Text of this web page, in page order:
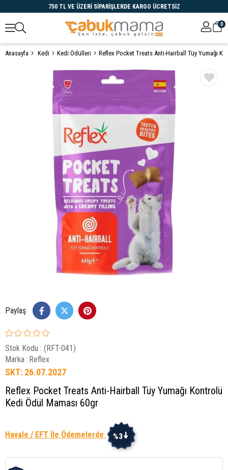
750 TL VE ÜZERİ SİPARİŞLERDE KARGO ÜCRETSİZ
0
Anasayfa Kedi Kedi Ödülleri
Paylaş
Stok Kodu
(RFT-041)
Marka: Reflex
SKT: 26.07.2027
Reflex Pocket Treats Anti-Hairball Tüy Yumağı Kontrolü
Kedi Ödül Maması 60gr
Havale / EFT İle Ödemelerde %3
Öne Çıkanlar